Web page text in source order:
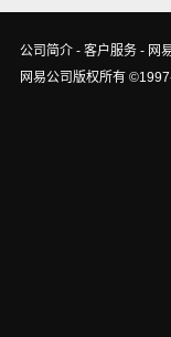
公司简介 - 客户服务 - 网
网易公司版权所有